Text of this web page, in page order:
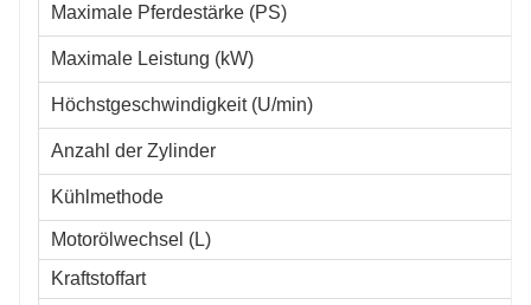
Maximale Pferdestärke (PS)
Maximale Leistung (kW)
Höchstgeschwindigkeit (U/min)
Anzahl der Zylinder
Kühlmethode
Motorölwechsel (L)
Kraftstoffart